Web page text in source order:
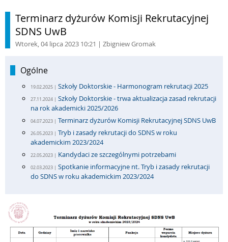
Terminarz dyżurów Komisji Rekrutacyjnej
SDNS UwB
Wtorek, 04 lipca 2023 10:21 | Zbigniew Gromak
Ogólne
19.02.2025 | Szkoły Doktorskie - Harmonogram rekrutacji 2025
27.11.2024 | Szkoły Doktorskie - trwa aktualizacja zasad rekrutacji
na rok akademicki 2025/2026
04.07.2023 | Terminarz dyżurów Komisji Rekrutacyjnej SDNS UwB
26.05.2023 | Tryb i zasady rekrutacji do SDNS w roku
akademickim 2023/2024
22.05.2023 | Kandydaci ze szczególnymi potrzebami
02.03.2023 | Spotkanie informacyjne nt. Tryb i zasady rekrutacji
do SDNS w roku akademickim 2023/2024